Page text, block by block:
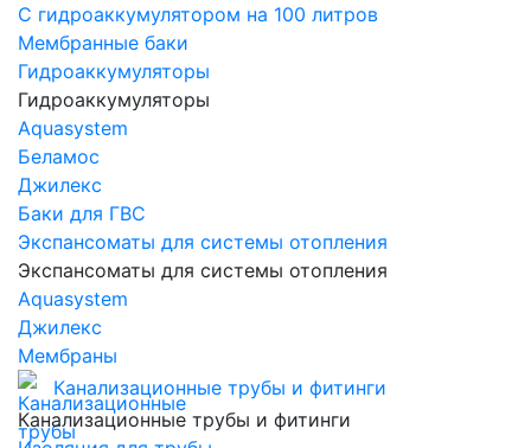
С гидроаккумулятором на 100 литров
Мембранные баки
Гидроаккумуляторы
Гидроаккумуляторы
Aquasystem
Беламос
Джилекс
Баки для ГВС
Экспансоматы для системы отопления
Экспансоматы для системы отопления
Aquasystem
Джилекс
Мембраны
Канализационные трубы и фитинги
Канализационные трубы и фитинги